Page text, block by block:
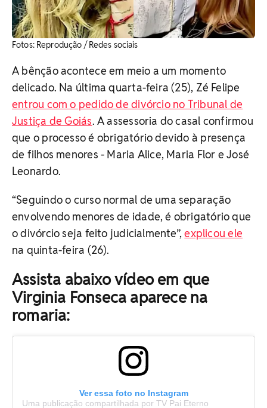
​Fotos: Reprodução / Redes sociais
A bênção acontece em meio a um momento
delicado. Na última quarta-feira (25), Zé Felipe
entrou com o pedido de divórcio no Tribunal de
Justiça de Goiás. A assessoria do casal confirmou
que o processo é obrigatório devido à presença
de filhos menores - Maria Alice, Maria Flor e José
Leonardo.
“Seguindo o curso normal de uma separação
envolvendo menores de idade, é obrigatório que
o divórcio seja feito judicialmente”,explicou ele
na quinta-feira (26).
Assista abaixo vídeo em que
Virginia Fonseca aparece na
romaria:
Ver essa foto no Instagram
Uma publicação compartilhada por TV Pai Eterno